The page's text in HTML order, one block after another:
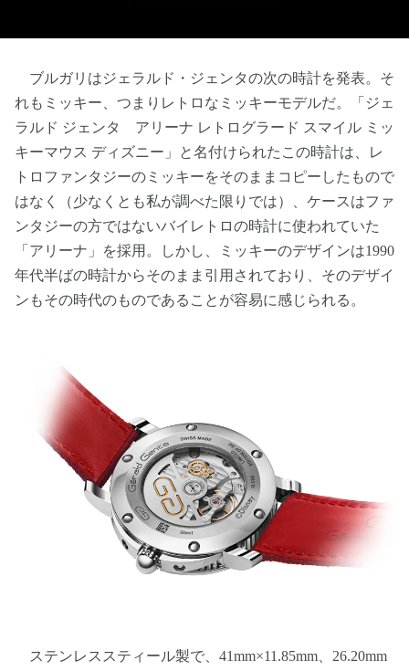
ブルガリはジェラルド・ジェンタの次の時計を発表。そ
れもミッキー、つまりレトロなミッキーモデルだ。「ジェ
ラルド ジェンタ アリーナ レトログラード スマイル ミッ
キーマウス ディズニー」と名付けられたこの時計は、レ
トロファンタジーのミッキーをそのままコピーしたもので
はなく（少なくとも私が調べた限りでは）、ケースはファ
ンタジーの方ではないバイレトロの時計に使われていた
「アリーナ」を採用。しかし、ミッキーのデザインは1990
年代半ばの時計からそのまま引用されており、そのデザイ
ンもその時代のものであることが容易に感じられる。
ステンレススティール製で、41mm×11.85mm、26.20mm